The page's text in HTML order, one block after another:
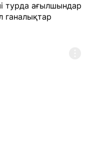
турда ағылшындар
ганалықтар